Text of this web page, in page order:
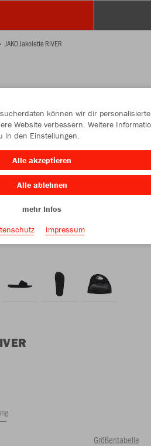
JAKO Jakolette RIVER
Größentabelle
können wir dir personalisierte
Website verbessern. Weitere
in den Einstellungen.
Alle akzeptieren
Alle ablehnen
mehr Infos
Impressum